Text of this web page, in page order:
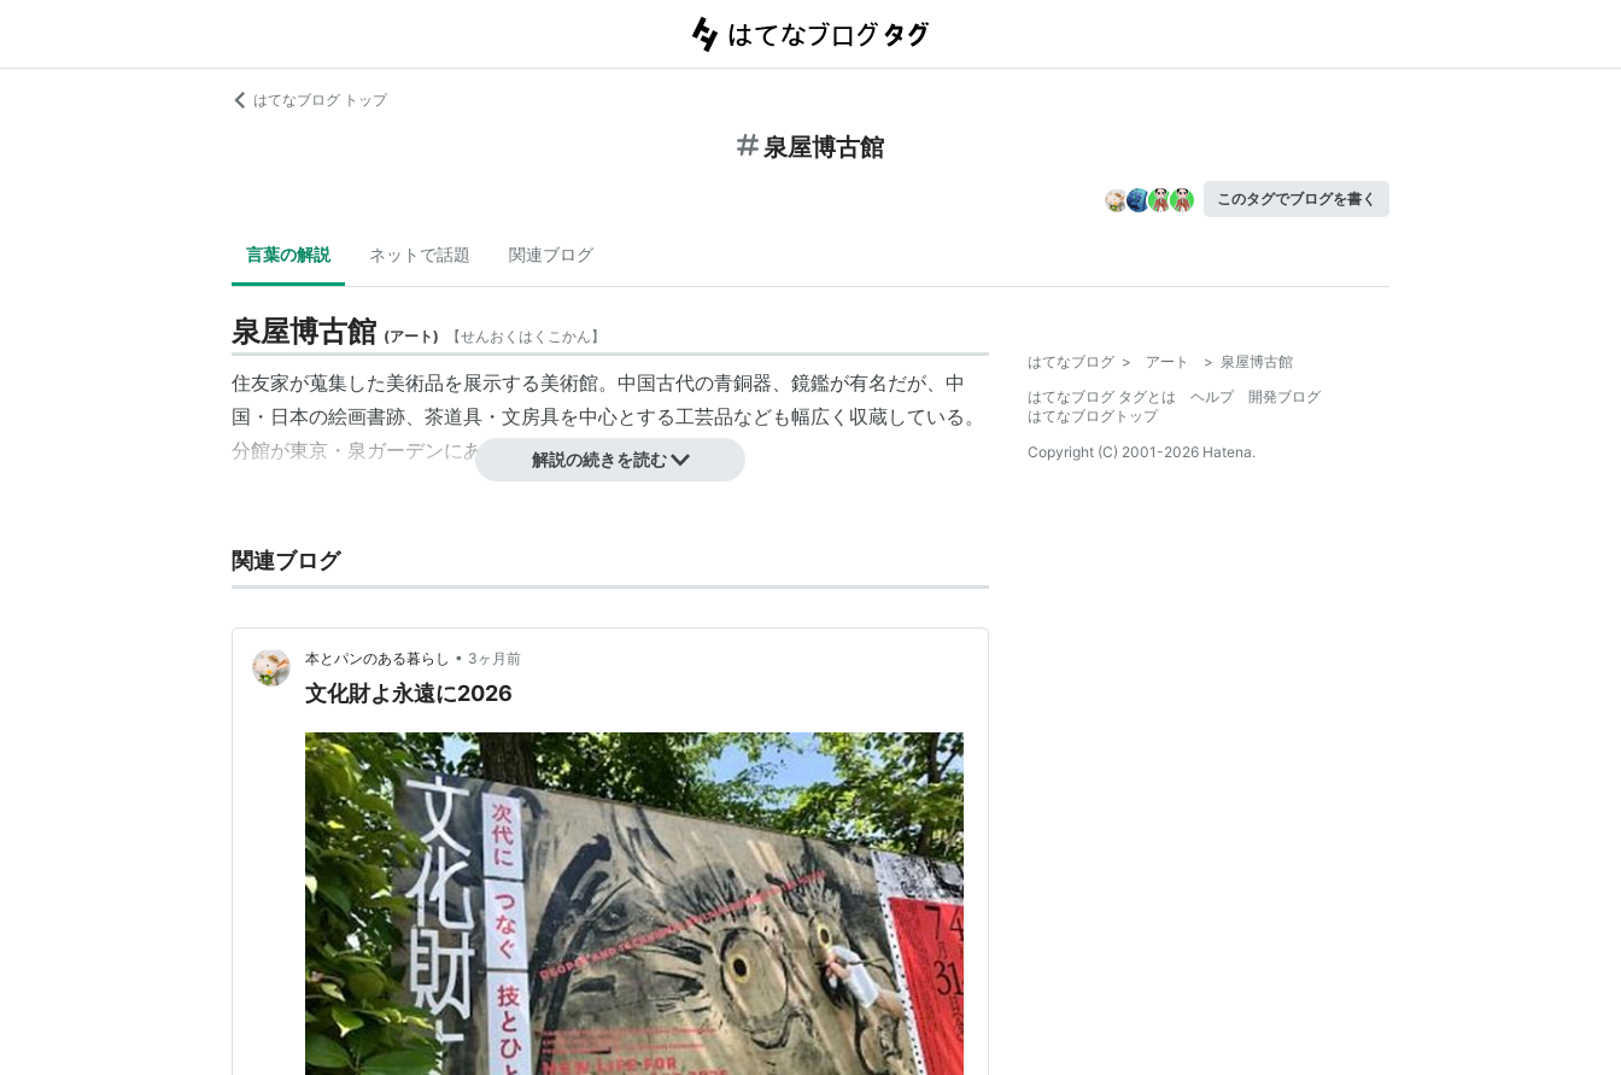
はてなブログ トップ
泉屋博古館
このタグでブログを書く
言葉の解説 ネットで話題 関連ブログ
泉屋博古館 (アート) 【せんおくはくこかん】
住友家が蒐集した美術品を展示する美術館。中国古代の青銅器、鏡鑑が有名だが、中
国・日本の絵画書跡、茶道具・文房具を中心とする工芸品なども幅広く収蔵している。
分館が東京・泉ガーデンにある。
解説の続きを読む
関連ブログ
本とパンのある暮らし • 3ヶ月前
文化財よ永遠に2026
はてなブログ > アート > 泉屋博古館
はてなブログ タグとは
ヘルプ
開発ブログ
はてなブログトップ
Copyright (C) 2001-2026 Hatena.